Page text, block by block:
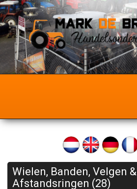
Wielen, Banden, Velgen &
Afstandsringen (28)